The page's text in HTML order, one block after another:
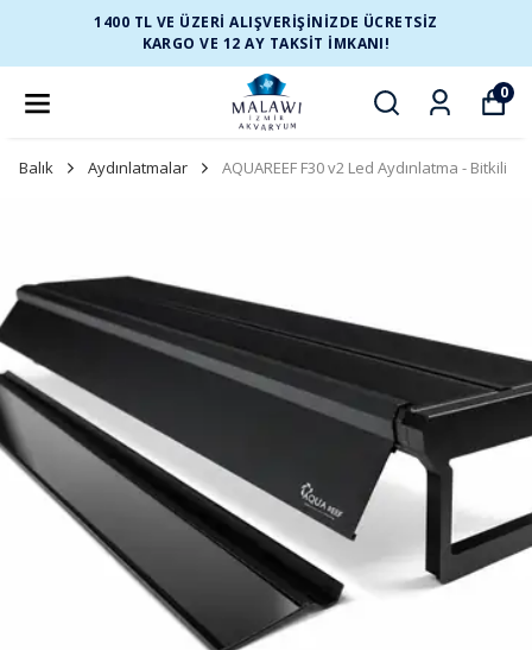
1400 TL VE ÜZERİ ALIŞVERİŞİNİZDE ÜCRETSİZ
KARGO VE 12 AY TAKSİT İMKANI!
0
Balık Aydınlatmalar AQUAREEF F30 v2 Led Aydınlatma - Bitkili